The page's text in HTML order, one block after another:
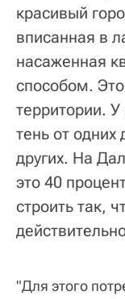
красивый
вписанная в
насаженная
способом.
территории. У
тень от
других. На
это 40
строить так,
"Для этого